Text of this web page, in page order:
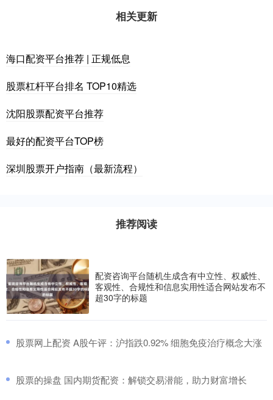
相关更新
海口配资平台推荐 | 正规低息
股票杠杆平台排名 TOP10精选
沈阳股票配资平台推荐
最好的配资平台TOP榜
深圳股票开户指南（最新流程）
推荐阅读
配资咨询平台随机生成含有中立性、权威性、
客观性、合规性和信息实用性适合网站发布不
超30字的标题
​股票网上配资 A股午评：沪指跌0.92% 细胞免疫治疗概念大涨
​股票的操盘 国内期货配资：解锁交易潜能，助力财富增长